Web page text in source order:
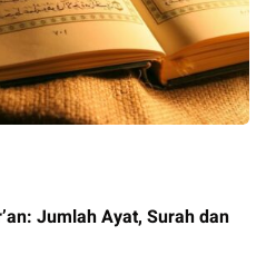
Jumlah Ayat, Surah dan